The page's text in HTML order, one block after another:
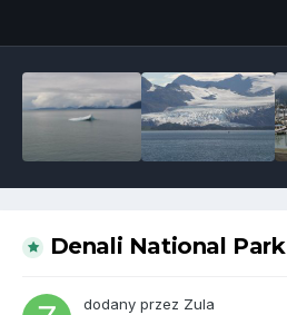
Denali National Park
dodany przez Zula